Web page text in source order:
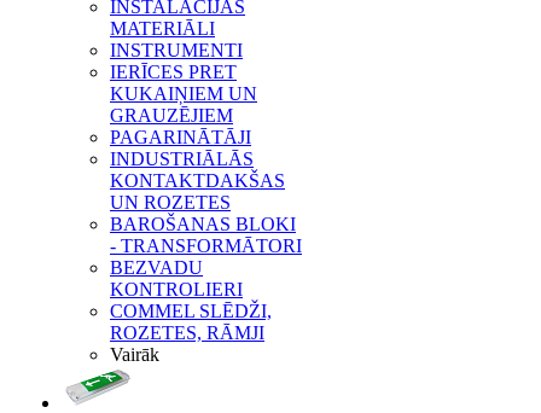
INSTALĀCIJAS
MATERIĀLI
INSTRUMENTI
IERĪCES PRET
KUKAIŅIEM UN
GRAUZĒJIEM
PAGARINĀTĀJI
INDUSTRIĀLĀS
KONTAKTDAKŠAS
UN ROZETES
BAROŠANAS BLOKI
- TRANSFORMĀTORI
BEZVADU
KONTROLIERI
COMMEL SLĒDŽI,
ROZETES, RĀMJI
Vairāk